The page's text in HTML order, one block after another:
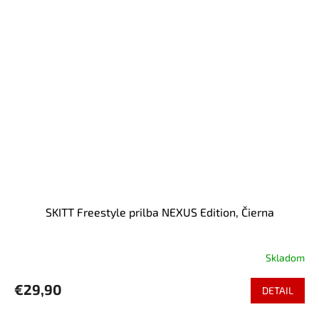
SKITT Freestyle prilba NEXUS Edition, Čierna
Skladom
€29,90 DETAIL